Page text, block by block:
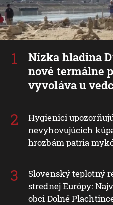
Nízka hladina
nové termálne
vyvoláva u
Hygienici
nevyhovujúcich
hrozbám patria
Slovenský teplotný
strednej Európy:
obci Dolné